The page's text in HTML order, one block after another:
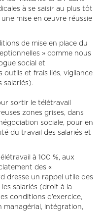
à se saisir au plus tôt
mise en œuvre réussie
de mise en place du
» comme nous
social et
outils et frais liés, vigilance
salariés).
sortir le télétravail
zones grises, dans
sociale, pour en
du travail des salariés et
à 100 %, aux
des «
dresse un rappel utile des
salariés (droit à la
conditions d’exercice,
managérial, intégration,